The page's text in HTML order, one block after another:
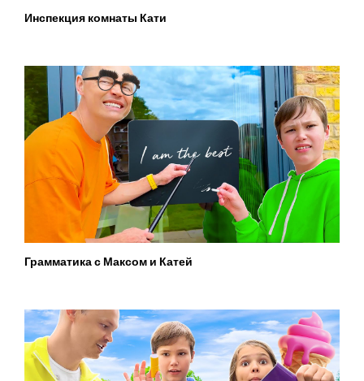
Инспекция комнаты Кати
Грамматика с Максом и Катей